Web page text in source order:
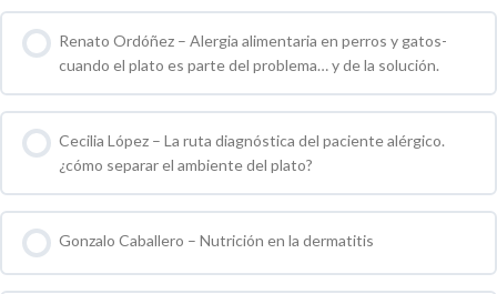
Renato Ordóñez – Alergia alimentaria en perros y gatos-
cuando el plato es parte del problema… y de la solución.
0 % COMPLETO 0 / 0 pasos
Cecilia López – La ruta diagnóstica del paciente alérgico.
¿cómo separar el ambiente del plato?
0 % COMPLETO 0 / 0 pasos
Gonzalo Caballero – Nutrición en la dermatitis
0 % COMPLETO 0 / 0 pasos